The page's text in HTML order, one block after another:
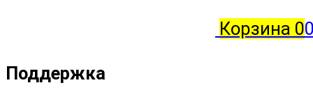
Корзина 0
Поддержка